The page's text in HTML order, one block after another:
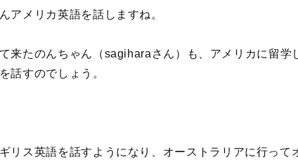
アメリカ英語を話しますね。
来たのんちゃん（sagiharaさん）も、アメリカに留学
話すのでしょう。
リス英語を話すようになり、オーストラリアに行って